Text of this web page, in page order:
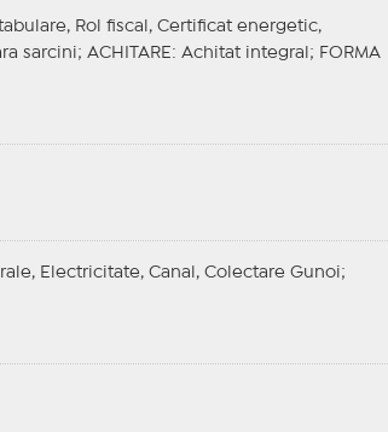
Rol fiscal, Certificat energetic,
sarcini; ACHITARE : Achitat integral; FORMA
Electricitate, Canal, Colectare Gunoi;